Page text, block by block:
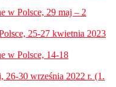
w Polsce, 29 maj – 2
25-27 kwietnia 2023
w Polsce, 14-18
26-30 września 2022 r. (1.